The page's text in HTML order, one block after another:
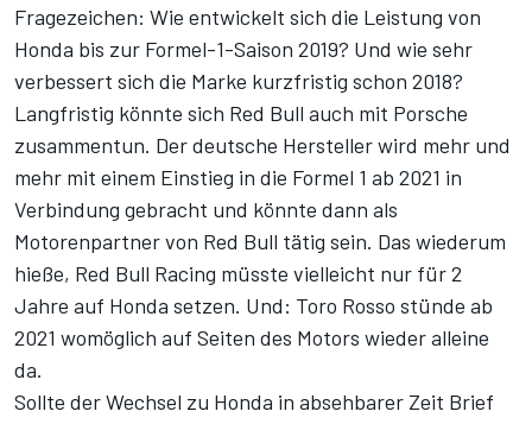
Fragezeichen: Wie entwickelt sich die Leistung von
Honda bis zur Formel-1-Saison 2019? Und wie sehr
verbessert sich die Marke kurzfristig schon 2018?
Langfristig könnte sich Red Bull auch mit Porsche
zusammentun. Der deutsche Hersteller wird mehr und
mehr mit einem Einstieg in die Formel 1 ab 2021 in
Verbindung gebracht und könnte dann als
Motorenpartner von Red Bull tätig sein. Das wiederum
hieße, Red Bull Racing müsste vielleicht nur für 2
Jahre auf Honda setzen. Und: Toro Rosso stünde ab
2021 womöglich auf Seiten des Motors wieder alleine
da.
Sollte der Wechsel zu Honda in absehbarer Zeit Brief